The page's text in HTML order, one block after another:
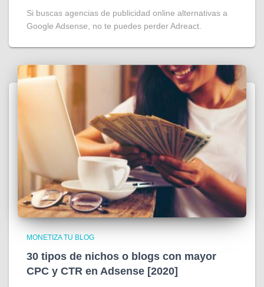
Si buscas agencias de publicidad online alternativas a
Google Adsense, no te puedes perder Adreact.
MONETIZA TU BLOG
30 tipos de nichos o blogs con mayor
CPC y CTR en Adsense [2020]